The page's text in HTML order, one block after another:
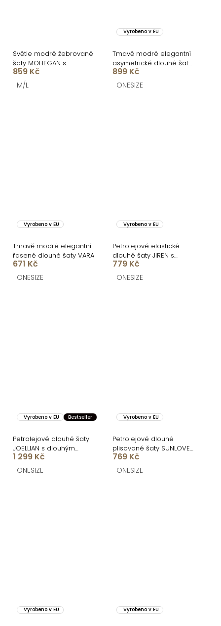
Světle modré žebrované
šaty MOHEGAN s
rozparkem
859 Kč
M/L
Vyrobeno v EU
Tmavě modré elegantní
asymetrické dlouhé šaty
FLOAT
899 Kč
ONESIZE
Vyrobeno v EU
Tmavě modré elegantní
řasené dlouhé šaty VARA
671 Kč
ONESIZE
Vyrobeno v EU
Petrolejové elastické
dlouhé šaty JIREN s
průstřihy
779 Kč
ONESIZE
Vyrobeno v EU Bestseller
Petrolejové dlouhé šaty
JOELLIAN s dlouhým
rukávem
1 299 Kč
ONESIZE
Vyrobeno v EU
Petrolejové dlouhé
plisované šaty SUNLOVE
na ramínka
769 Kč
ONESIZE
Vyrobeno v EU Vyrobeno v EU